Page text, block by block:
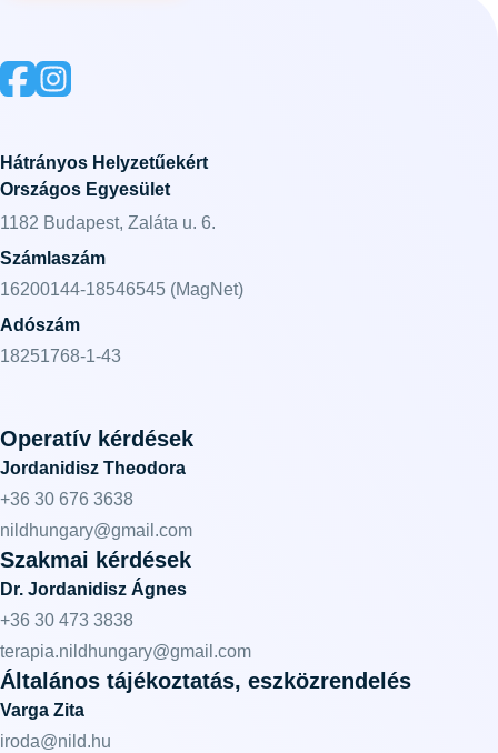
Hátrányos Helyzetűekért
Országos Egyesület
1182 Budapest, Zaláta u. 6.
Számlaszám
16200144-18546545 (MagNet)
Adószám
18251768-1-43
Operatív kérdések
Jordanidisz Theodora
+36 30 676 3638
nildhungary@gmail.com
Szakmai kérdések
Dr. Jordanidisz Ágnes
+36 30 473 3838
terapia.nildhungary@gmail.com
Általános tájékoztatás, eszközrendelés
Varga Zita
iroda@nild.hu